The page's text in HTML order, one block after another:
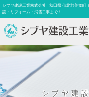
シブヤ建設工業株式会社 - 秋田県 仙北郡美郷
設・リフォーム・消雪工事まで！
シブヤ建